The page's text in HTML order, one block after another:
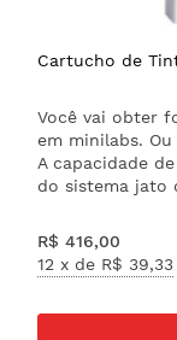
Cartucho de
Você vai obter
em minilabs. Ou
A capacidade
do sistema jato
R$ 416,00
12 x de R$ 39,33